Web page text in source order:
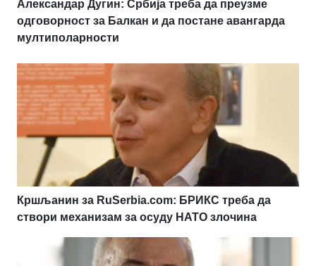
Александар Дугин: Србија треба да преузме
одговорност за Балкан и да постане авангарда
мултиполарности
Кршљанин за RuSerbia.com: БРИКС треба да
створи механизам за осуду НАТО злочина